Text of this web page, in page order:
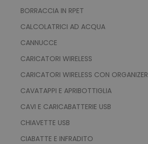
BORRACCIA IN RPET
CALCOLATRICI AD ACQUA
CANNUCCE
CARICATORI WIRELESS
CARICATORI WIRELESS CON ORGANIZER
CAVATAPPI E APRIBOTTIGLIA
CAVI E CARICABATTERIE USB
CHIAVETTE USB
CIABATTE E INFRADITO